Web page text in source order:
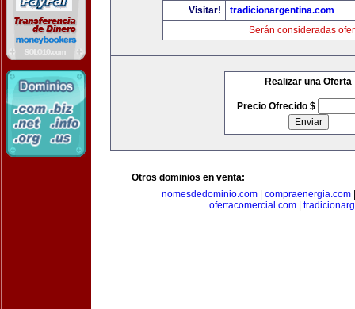
Visitar!
tradicionargentina.com
Serán consideradas
Realizar una Oferta
Precio Ofrecido $
Otros dominios en venta:
nomesdedominio.com| compraenergia.com
ofertacomercial.com